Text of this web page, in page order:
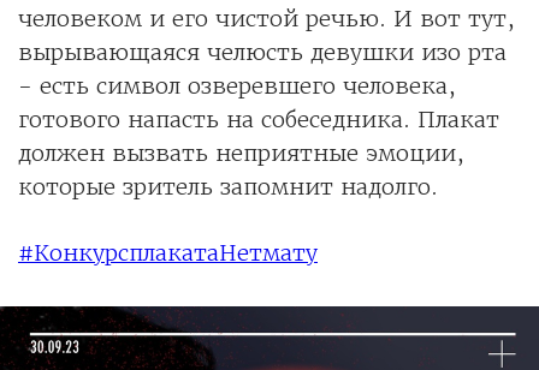
человеком и его чистой речью. И вот тут,
вырывающаяся челюсть девушки изо рта
- есть символ озверевшего человека,
готового напасть на собеседника. Плакат
должен вызвать неприятные эмоции,
которые зритель запомнит надолго.
#КонкурсплакатаНетмату